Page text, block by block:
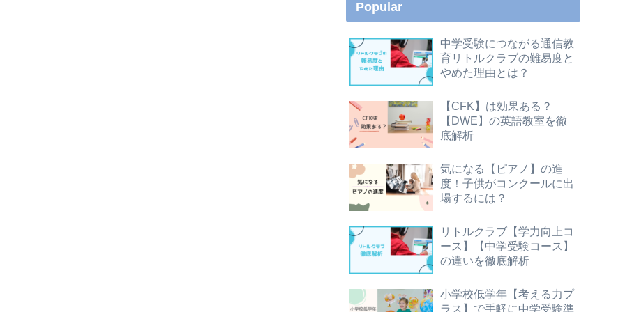
Popular
中学受験につながる通信教
育リトルクラブの難易度と
やめた理由とは？
【CFK】は効果ある？
【DWE】の英語教室を徹
底解析
気になる【ピアノ】の進
度！子供がコンクールに出
場するには？
リトルクラブ【学力向上コ
ース】【中学受験コース】
の違いを徹底解析
小学校低学年【考える力プ
ラス】で手軽に中学受験準